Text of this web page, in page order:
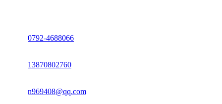
0792-4688066
13870802760
n969408@qq.com